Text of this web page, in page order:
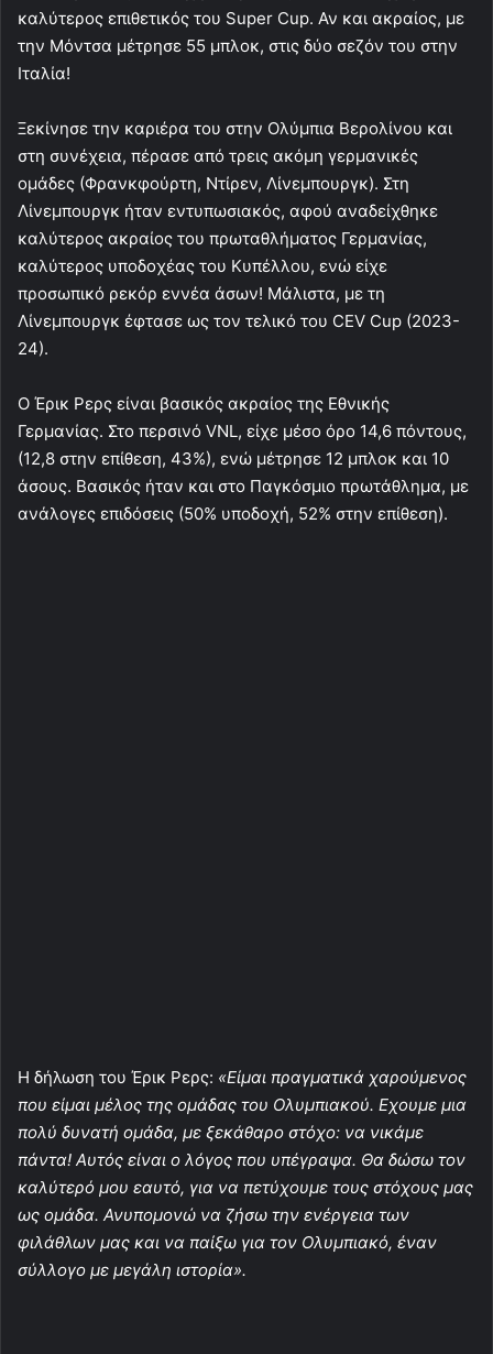
καλύτερος επιθετικός του Super Cup. Αν και ακραίος, με
την Μόντσα μέτρησε 55 μπλοκ, στις δύο σεζόν του στην
Ιταλία!
Ξεκίνησε την καριέρα του στην Ολύμπια Βερολίνου και
στη συνέχεια, πέρασε από τρεις ακόμη γερμανικές
ομάδες (Φρανκφούρτη, Ντίρεν, Λίνεμπουργκ). Στη
Λίνεμπουργκ ήταν εντυπωσιακός, αφού αναδείχθηκε
καλύτερος ακραίος του πρωταθλήματος Γερμανίας,
καλύτερος υποδοχέας του Κυπέλλου, ενώ είχε
προσωπικό ρεκόρ εννέα άσων! Μάλιστα, με τη
Λίνεμπουργκ έφτασε ως τον τελικό του CEV Cup (2023-
24).
Ο Έρικ Ρερς είναι βασικός ακραίος της Εθνικής
Γερμανίας. Στο περσινό VNL, είχε μέσο όρο 14,6 πόντους,
(12,8 στην επίθεση, 43%), ενώ μέτρησε 12 μπλοκ και 10
άσους. Βασικός ήταν και στο Παγκόσμιο πρωτάθλημα, με
ανάλογες επιδόσεις (50% υποδοχή, 52% στην επίθεση).
Η δήλωση του Έρικ Ρερς: «Είμαι πραγματικά χαρούμενος
που είμαι μέλος της ομάδας του Ολυμπιακού. Εχουμε μια
πολύ δυνατή ομάδα, με ξεκάθαρο στόχο: να νικάμε
πάντα! Αυτός είναι ο λόγος που υπέγραψα. Θα δώσω τον
καλύτερό μου εαυτό, για να πετύχουμε τους στόχους μας
ως ομάδα. Ανυπομονώ να ζήσω την ενέργεια των
φιλάθλων μας και να παίξω για τον Ολυμπιακό, έναν
σύλλογο με μεγάλη ιστορία».